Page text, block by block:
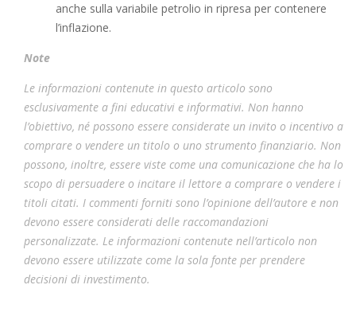
anche sulla variabile petrolio in ripresa per contenere
l’inflazione.
Note
Le informazioni contenute in questo articolo sono
esclusivamente a fini educativi e informativi. Non hanno
l’obiettivo, né possono essere considerate un invito o incentivo a
comprare o vendere un titolo o uno strumento finanziario. Non
possono, inoltre, essere viste come una comunicazione che ha lo
scopo di persuadere o incitare il lettore a comprare o vendere i
titoli citati. I commenti forniti sono l’opinione dell’autore e non
devono essere considerati delle raccomandazioni
personalizzate. Le informazioni contenute nell’articolo non
devono essere utilizzate come la sola fonte per prendere
decisioni di investimento.